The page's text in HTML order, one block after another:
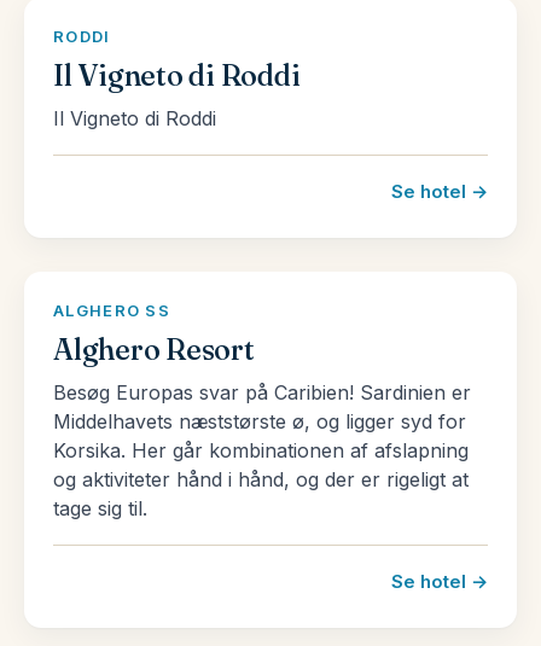
RODDI
Il Vigneto di Roddi
Il Vigneto di Roddi
Se hotel →
ALGHERO SS
Alghero Resort
Besøg Europas svar på Caribien! Sardinien er
Middelhavets næststørste ø, og ligger syd for
Korsika. Her går kombinationen af afslapning
og aktiviteter hånd i hånd, og der er rigeligt at
tage sig til.
Se hotel →